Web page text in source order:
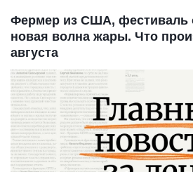
Фермер из США, фестиваль
новая волна жары. Что
августа